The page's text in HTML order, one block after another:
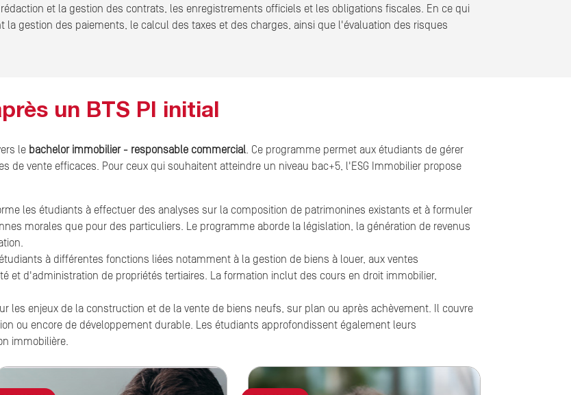
et la gestion des contrats, les enregistrements officiels et les obligations fiscales. En ce qui
gestion des paiements, le calcul des taxes et des charges, ainsi que l'évaluation des risques
un BTS PI initial
le bachelor immobilier - responsable commercial. Ce programme permet aux étudiants de gérer
de vente efficaces. Pour ceux qui souhaitent atteindre un niveau bac+5, l'ESG Immobilier propose
les étudiants à effectuer des analyses sur la composition de patrimonines existants et à formuler
morales que pour des particuliers. Le programme aborde la législation, la génération de revenus
à différentes fonctions liées notamment à la gestion de biens à louer, aux ventes
et d'administration de propriétés tertiaires. La formation inclut des cours en droit immobilier,
les enjeux de la construction et de la vente de biens neufs, sur plan ou après achèvement. Il couvre
ou encore de développement durable. Les étudiants approfondissent également leurs
immobilière.